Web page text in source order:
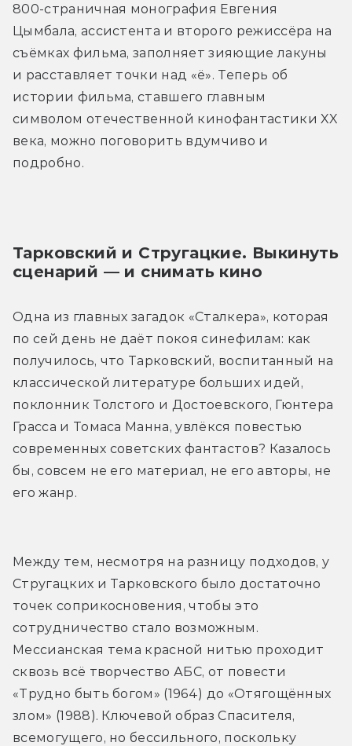
800-страничная монография Евгения
Цымбала, ассистента и второго режиссёра на
съёмках фильма, заполняет зияющие лакуны
и расставляет точки над «ё». Теперь об
истории фильма, ставшего главным
символом отечественной кинофантастики XX
века, можно поговорить вдумчиво и
подробно.
Тарковский и Стругацкие. Выкинуть
сценарий — и снимать кино
Одна из главных загадок «Сталкера», которая
по сей день не даёт покоя синефилам: как
получилось, что Тарковский, воспитанный на
классической литературе больших идей,
поклонник Толстого и Достоевского, Гюнтера
Грасса и Томаса Манна, увлёкся повестью
современных советских фантастов? Казалось
бы, совсем не его материал, не его авторы, не
его жанр.
Между тем, несмотря на разницу подходов, у
Стругацких и Тарковского было достаточно
точек соприкосновения, чтобы это
сотрудничество стало возможным.
Мессианская тема красной нитью проходит
сквозь всё творчество АБС, от повести
«Трудно быть богом» (1964) до «Отягощённых
злом» (1988). Ключевой образ Спасителя,
всемогущего, но бессильного, поскольку